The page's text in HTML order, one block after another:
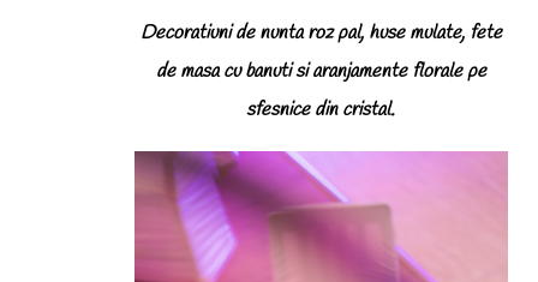
Decoratiuni de nunta roz pal, huse mulate, fete
de masa cu banuti si aranjamente florale pe
sfesnice din cristal.